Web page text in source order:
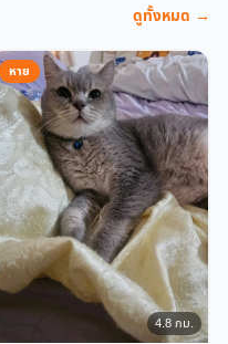
ดูทั้งหมด →
หาย
4.8 กม.